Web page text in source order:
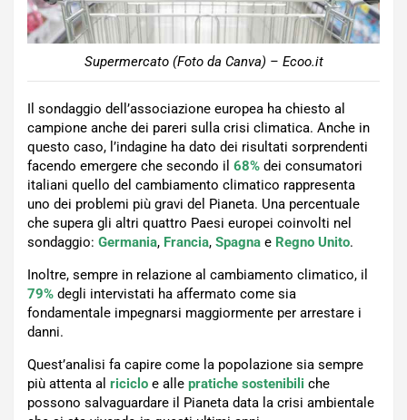
Supermercato (Foto da Canva) – Ecoo.it
Il sondaggio dell’associazione europea ha chiesto al
campione anche dei pareri sulla crisi climatica. Anche in
questo caso, l’indagine ha dato dei risultati sorprendenti
facendo emergere che secondo il 68% dei consumatori
italiani quello del cambiamento climatico rappresenta
uno dei problemi più gravi del Pianeta. Una percentuale
che supera gli altri quattro Paesi europei coinvolti nel
sondaggio: Germania, Francia, Spagna e Regno Unito.
Inoltre, sempre in relazione al cambiamento climatico, il
79% degli intervistati ha affermato come sia
fondamentale impegnarsi maggiormente per arrestare i
danni.
Quest’analisi fa capire come la popolazione sia sempre
più attenta al riciclo e alle pratiche sostenibili che
possono salvaguardare il Pianeta data la crisi ambientale